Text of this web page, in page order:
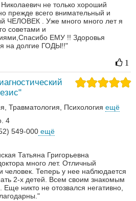
не только хороший
прежде всего внимательный и
ЧЕЛОВЕК . Уже много много лет я
советами и
ЕМУ !! Здоровья
на долгие ГОДЫ!!"
1
Травматология Психология ещё
4
549-000 ещё
Татьяна Григорьевна
много лет. Отличный
человек. Теперь у нее наблюдается
2-х детей. Всем своим знакомым
никто не отозвался негативно,